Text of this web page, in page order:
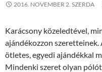
2016. NOVEMBER 2. SZERDA
Karácsony közeledtével,
ajándékozzon szeretteinek.
ötletes, egyedi ajándékkal
Mindenki szeret olyan